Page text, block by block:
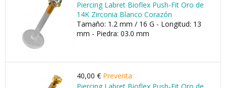
Piercing Labret Bioflex Push-Fit Oro de
14K Zirconia Blanco Corazón
Tamaño: 1.2 mm / 16 G - Longitud: 13
mm - Piedra: 03.0 mm
40,00 € Preventa